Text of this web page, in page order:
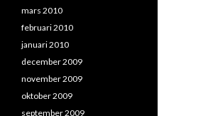
mars 2010
februari 2010
januari 2010
december 2009
november 2009
oktober 2009
september 2009